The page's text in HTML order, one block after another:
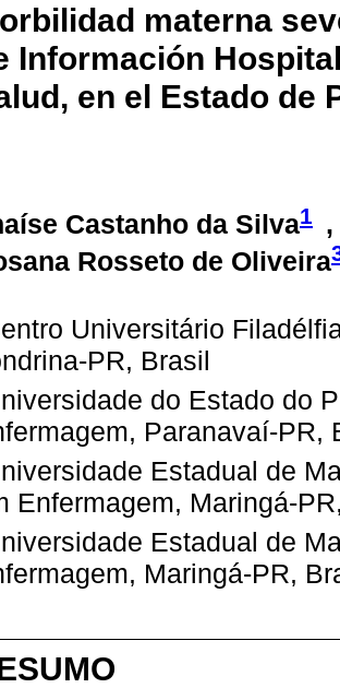
materna
Información
en el Estado de
Castanho da Silva1
Rosseto de Oliveira
Universitário
PR, Brasil
do Estado do
Paranavaí-PR,
Estadual de
Enfermagem, Maringá-
Estadual de
Maringá-PR,